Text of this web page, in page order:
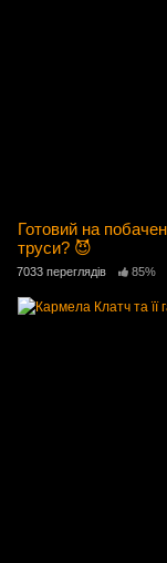
Готовий на
труси? 😈
7033 переглядів 85%